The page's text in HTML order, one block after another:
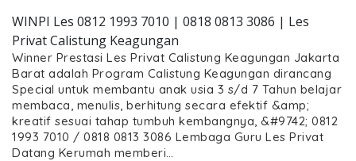
WINPI Les 0812 1993 7010 | 0818 0813 3086 | Les
Privat Calistung Keagungan
Winner Prestasi Les Privat Calistung Keagungan Jakarta
Barat adalah Program Calistung Keagungan dirancang
Special untuk membantu anak usia 3 s/d 7 Tahun belajar
membaca, menulis, berhitung secara efektif &amp;
kreatif sesuai tahap tumbuh kembangnya, &#9742; 0812
1993 7010 / 0818 0813 3086 Lembaga Guru Les Privat
Datang Kerumah memberi…